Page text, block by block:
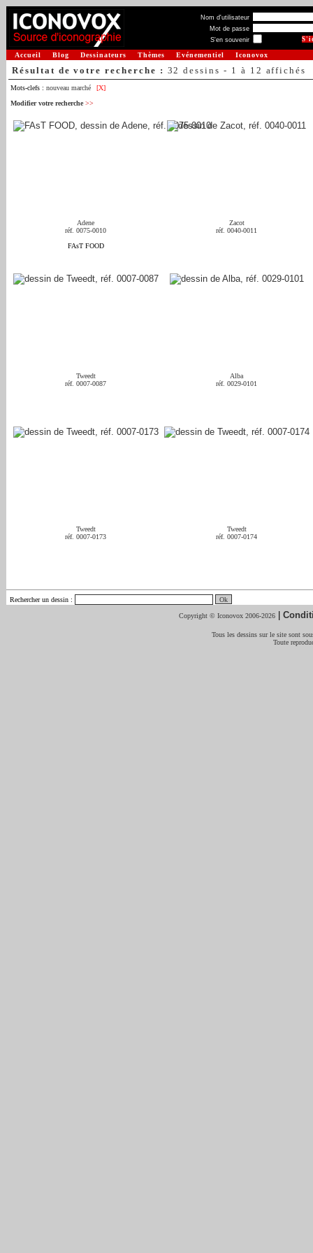
Nom d'utilisateur
Mot de passe
S'en souvenir
Accueil Blog Dessinateurs Thèmes Evénementiel Iconovox
Résultat de votre recherche : 32 dessins - 1 à 12 affichés
Mots-clefs : nouveau marché
[X]
Modifier votre recherche >>
Adene
réf. 0075-0010
FAsT FOOD
Zacot
réf. 0040-0011
Tweedt
réf. 0007-0087
Alba
réf. 0029-0101
Tweedt
réf. 0007-0173
Tweedt
réf. 0007-0174
Rechercher un dessin :
Copyright © Iconovox 2006-2026 |
Tous les dessins sur le site sont
Toute